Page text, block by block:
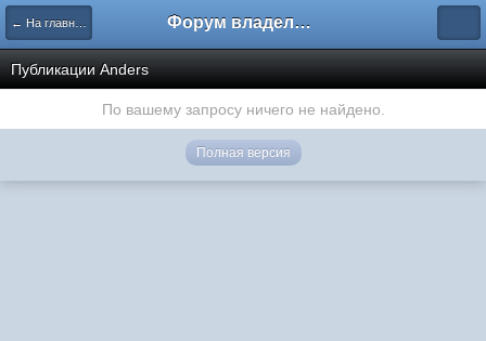
← На главную Форум владельцев интернет-магазинов
Публикации Anders
По вашему запросу ничего не найдено.
Полная версия